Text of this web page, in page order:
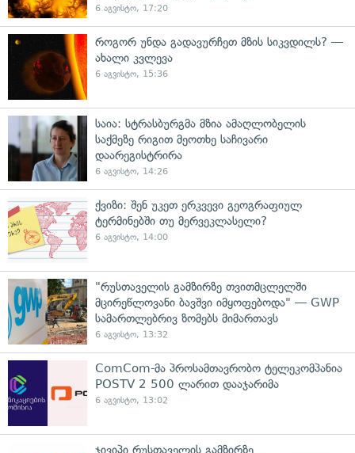
6 აგვისტო, 17:20
როგორ უნდა გადავურჩეთ მზის სიკვდილს? —
ახალი კვლევა
6 აგვისტო, 15:36
საია: სტრასბურგმა მზია ამაღლობელის
საქმეზე რიგით მეოთხე საჩივარი
დაარეგისტრირა
6 აგვისტო, 14:26
ქვიზი: შენ უკეთ ერკვევი გეოგრაფიულ
ტერმინებში თუ მერვეკლასელი?
6 აგვისტო, 14:00
"რუსთაველის გამზირზე თვითმცლელში
მცირეწლოვანი ბავშვი იმყოფებოდა" — GWP
სამართლებრივ ზომებს მიმართავს
6 აგვისტო, 13:32
ComCom-მა პროსამთავრობო ტელეკომპანია
POSTV 2 500 ლარით დააჯარიმა
6 აგვისტო, 13:02
ჯივიპი რუსთაველის გამზირზე